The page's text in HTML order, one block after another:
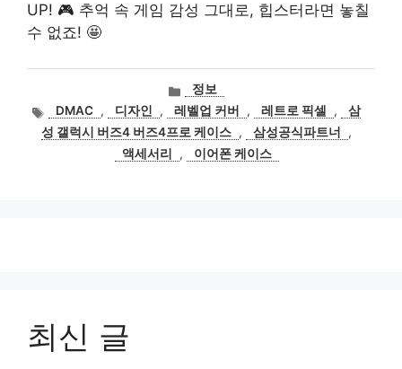
UP! 🎮 추억 속 게임 감성 그대로, 힙스터라면 놓칠
수 없죠! 🤩
카
테
고
리
정보
태
그
DMAC , 디자인 , 레벨업 커버 , 레트로 픽셀 ,
삼
성 갤럭시 버즈4 버즈4프로 케이스 , 삼성공식파트너
,
액세서리
, 이어폰 케이스
최신 글